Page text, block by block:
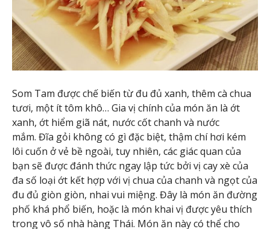
Som Tam được chế biến từ đu đủ xanh, thêm cà chua
tươi, một ít tôm khô… Gia vị chính của món ăn là ớt
xanh, ớt hiểm giã nát, nước cốt chanh và nước
mắm. Đĩa gỏi không có gì đặc biệt, thậm chí hơi kém
lôi cuốn ở vẻ bề ngoài, tuy nhiên, các giác quan của
bạn sẽ được đánh thức ngay lập tức bởi vị cay xè của
đa số loại ớt kết hợp với vị chua của chanh và ngọt của
đu đủ giòn giòn, nhai vui miệng. Đây là món ăn đường
phố khá phổ biến, hoặc là món khai vị được yêu thích
trong vô số nhà hàng Thái. Món ăn này có thể cho